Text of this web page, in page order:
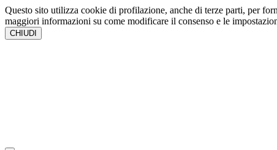
Questo sito utilizza cookie di profilazione, anche di terze parti, per
maggiori informazioni su come modificare il consenso e le
CHIUDI